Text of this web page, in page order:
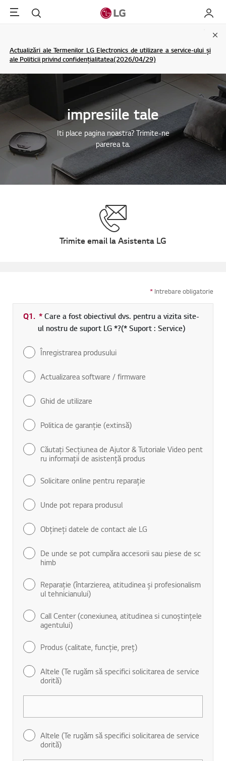
Menu Cautare My LG
Actualizări ale Termenilor LG Electronics de utilizare a service-ului și
ale Politicii privind confidențialitatea(2026/04/29)
impresiile tale
Iti place pagina noastra? Trimite-ne
parerea ta.
Trimite email la Asistenta LG
* Intrebare obligatorie
Q1. *Camp obligatoriu
Care a fost obiectivul dvs. pentru a vizita site-
ul nostru de suport LG *?(* Suport : Service)
Înregistrarea produsului
Actualizarea software / firmware
Ghid de utilizare
Politica de garanţie (extinsă)
Căutaţi Secţiunea de Ajutor & Tutoriale Video pent
ru informaţii de asistenţă produs
Solicitare online pentru reparaţie
Unde pot repara produsul
Obţineţi datele de contact ale LG
De unde se pot cumpăra accesorii sau piese de sc
himb
Reparaţie (întarzierea, atitudinea şi profesionalism
ul tehnicianului)
Call Center (conexiunea, atitudinea si cunoştinţele
agentului)
Produs (calitate, funcţie, preţ)
Altele (Te rugăm să specifici solicitarea de service
dorită)
Altele (Te rugăm să specifici solicitarea de service
dorită)